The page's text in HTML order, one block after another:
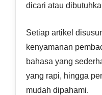
dicari atau
Setiap artikel
kenyamanan
bahasa yang
yang rapi, hingga
mudah dipahami.